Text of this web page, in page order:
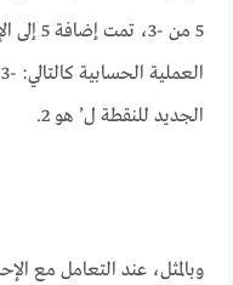
5 من -
الجديد للنقطة ل’ هو 2.